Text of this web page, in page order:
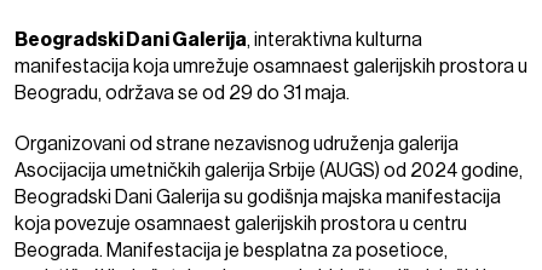
Beogradski Dani Galerija, interaktivna kulturna
manifestacija koja umrežuje osamnaest galerijskih prostora u
Beogradu, održava se od 29 do 31 maja.
Organizovani od strane nezavisnog udruženja galerija
Asocijacija umetničkih galerija Srbije (AUGS) od 2024 godine,
Beogradski Dani Galerija su godišnja majska manifestacija
koja povezuje osamnaest galerijskih prostora u centru
Beograda. Manifestacija je besplatna za posetioce,